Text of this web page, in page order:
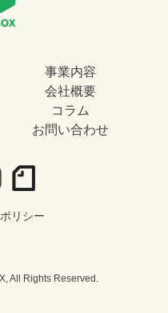
事業内容
会社概要
コラム
お問い合わせ
リシー
All Rights Reserved.